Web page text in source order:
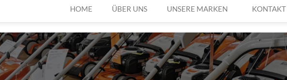
HOME ÜBER UNS UNSERE MARKEN KONTAKT